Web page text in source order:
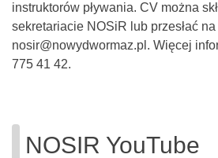
instruktorów pływania. CV można
sekretariacie NOSiR lub przesłać na
nosir@nowydwormaz.pl. Więcej
775 41 42.
NOSIR YouTube